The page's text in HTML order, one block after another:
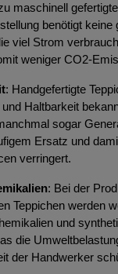
maschinell
benötigt keine
viel Strom
weniger CO2-
: Handgefertigte
Haltbarkeit
sogar
Ersatz und
verringert.
: Bei der
Teppichen werden
und
die
der Handwerker